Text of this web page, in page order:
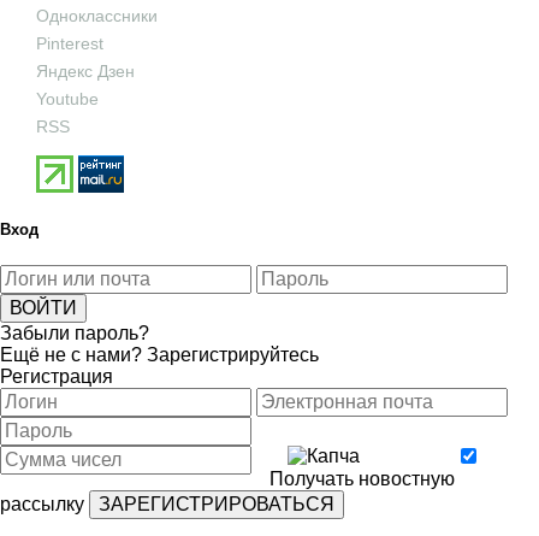
Одноклассники
Pinterest
Яндекс Дзен
Youtube
RSS
Вход
Забыли пароль?
Ещё не с нами? Зарегистрируйтесь
Регистрация
Получать новостную
рассылку